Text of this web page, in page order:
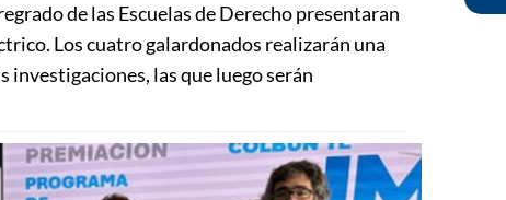
de las Escuelas de Derecho presentaran
Los cuatro galardonados realizarán una
investigaciones, las que luego serán